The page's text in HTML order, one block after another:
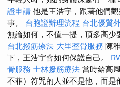
證申請 他是王浩宇，跟著他們
事。 台胞證辦理流程 台北優質
無論如何，不值一提，頂多高少
台北撥筋療法 大里整骨服務 陳
下，王浩宇會如何保護自己。
骨服務 士林撥筋療法 當時給高
不菲）符咒的人並不是他，而是